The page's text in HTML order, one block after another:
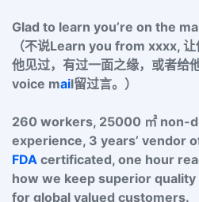
Glad to learn you’re on the
（不说Learn you from xxxx,
他见过，有过一面之缘，或者给
voice mail留过言。）
260 workers, 25000 ㎡ non-
experience, 3 years’ vendor
FDA certificated, one hour
how we keep superior
for global valued customers.